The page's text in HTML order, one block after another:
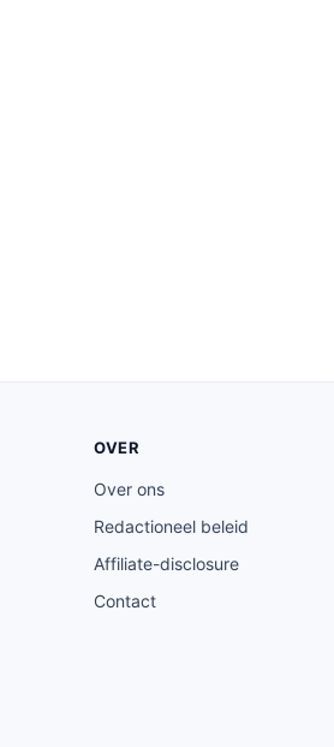
OVER
Over ons
Redactioneel beleid
Affiliate-disclosure
Contact